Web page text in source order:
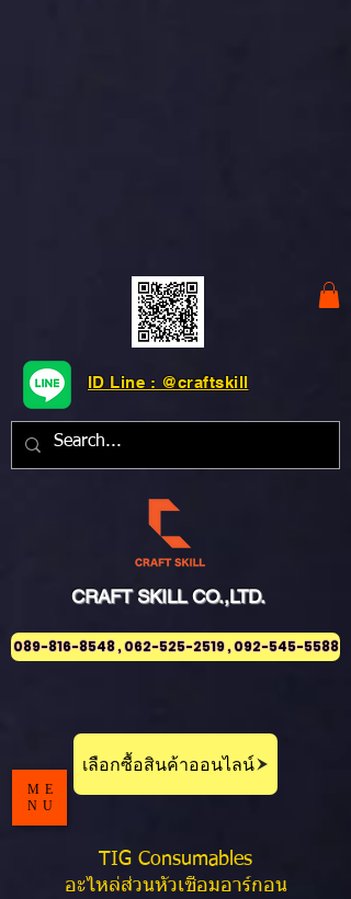
CRAFT SKILL CO.,LTD.
ID Line : @craftskill
089-816-8548 , 062-525-2519 , 092-545-5588
เลือกซื้อสินค้าออนไลน์
ME
NU
TIG Consumables
อะไหล่ส่วนหัวเชื่อมอาร์กอน